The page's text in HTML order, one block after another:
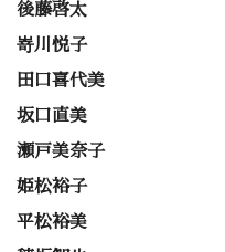
後藤啓太
嵜川悦子
田口喜代美
坂口直美
瀬戸美奈子
姫松裕子
平松裕美